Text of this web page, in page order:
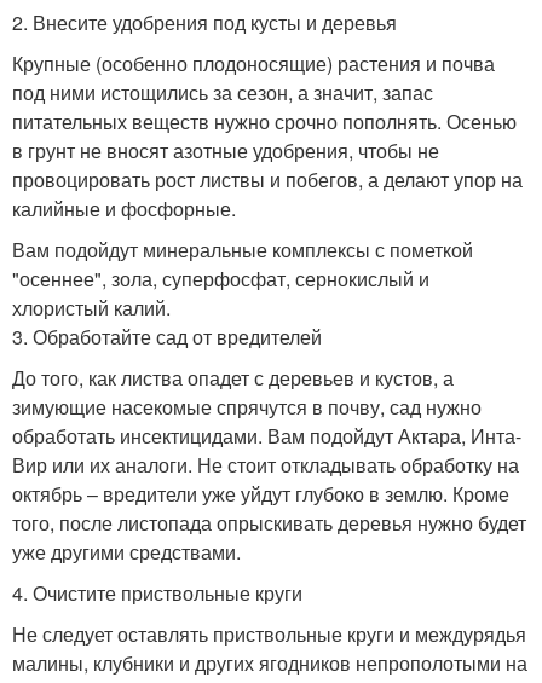
2. Внесите удобрения под кусты и деревья
Крупные (особенно плодоносящие) растения и почва
под ними истощились за сезон, а значит, запас
питательных веществ нужно срочно пополнять. Осенью
в грунт не вносят азотные удобрения, чтобы не
провоцировать рост листвы и побегов, а делают упор на
калийные и фосфорные.
Вам подойдут минеральные комплексы с пометкой
"осеннее", зола, суперфосфат, сернокислый и
хлористый калий.
3. Обработайте сад от вредителей
До того, как листва опадет с деревьев и кустов, а
зимующие насекомые спрячутся в почву, сад нужно
обработать инсектицидами. Вам подойдут Актара, Инта-
Вир или их аналоги. Не стоит откладывать обработку на
октябрь – вредители уже уйдут глубоко в землю. Кроме
того, после листопада опрыскивать деревья нужно будет
уже другими средствами.
4. Очистите приствольные круги
Не следует оставлять приствольные круги и междурядья
малины, клубники и других ягодников непрополотыми на